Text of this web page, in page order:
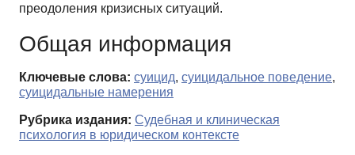
преодоления кризисных ситуаций.
Общая информация
Ключевые слова: суицид, суицидальное поведение,
суицидальные намерения
Рубрика издания: Судебная и клиническая
психология в юридическом контексте